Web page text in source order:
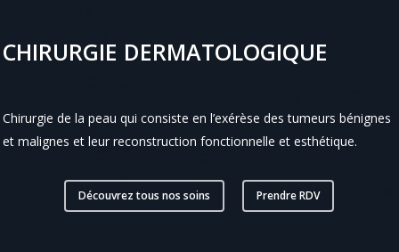
CHIRURGIE DERMATOLOGIQUE
Chirurgie de la peau qui consiste en l’exérèse des tumeurs bénignes
et malignes et leur reconstruction fonctionnelle et esthétique.
Découvrez tous nos soins Prendre RDV